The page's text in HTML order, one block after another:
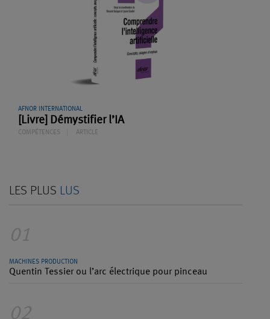
AFNOR INTERNATIONAL
[Livre] Démystifier l’IA
COMPÉTENCES ARTICLE
LES PLUS LUS
01
MACHINES PRODUCTION
Quentin Tessier ou l’arc électrique pour pinceau
02